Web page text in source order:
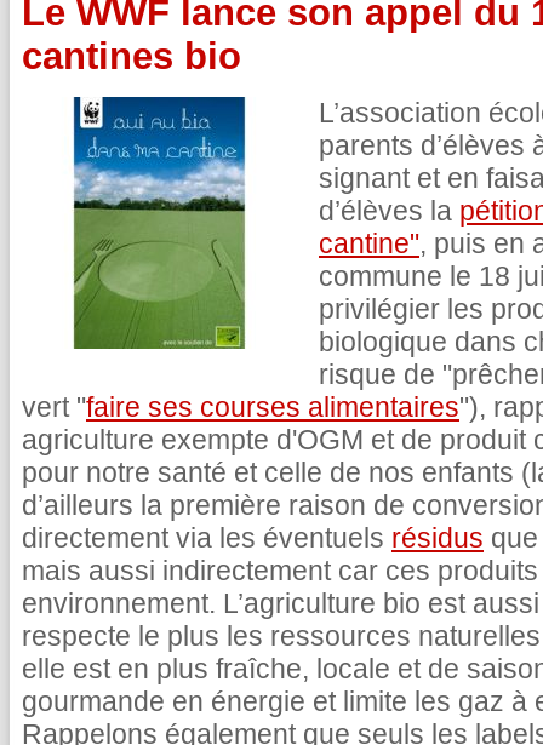
Le WWF lance son appel du
cantines bio
L’association
parents d’élèves
signant et en
d’élèves la
cantine", puis en
commune le 18
privilégier les
biologique dans
risque de
vert "faire ses courses alimentaires"),
agriculture exempte d'OGM et de produit
pour notre santé et celle de nos enfants
d’ailleurs la première raison de
directement via les éventuels résidus
mais aussi indirectement car ces
environnement. L’agriculture bio est
respecte le plus les ressources
elle est en plus fraîche, locale et de
gourmande en énergie et limite les gaz à
Rappelons également que seuls les